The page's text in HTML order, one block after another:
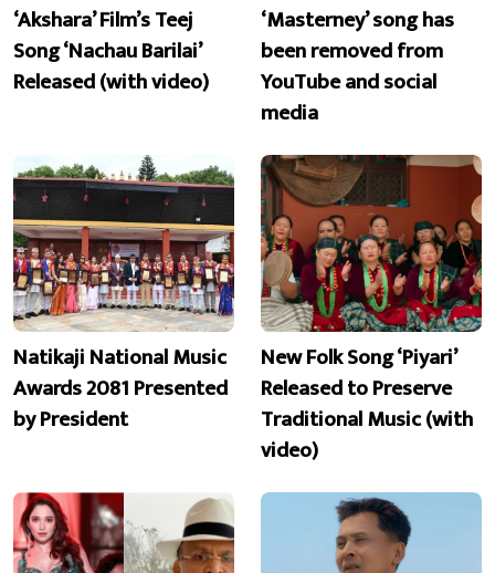
‘Akshara’ Film’s Teej
Song ‘Nachau Barilai’
Released (with video)
‘Masterney’ song has
been removed from
YouTube and social
media
Natikaji National Music
Awards 2081 Presented
by President
New Folk Song ‘Piyari’
Released to Preserve
Traditional Music (with
video)